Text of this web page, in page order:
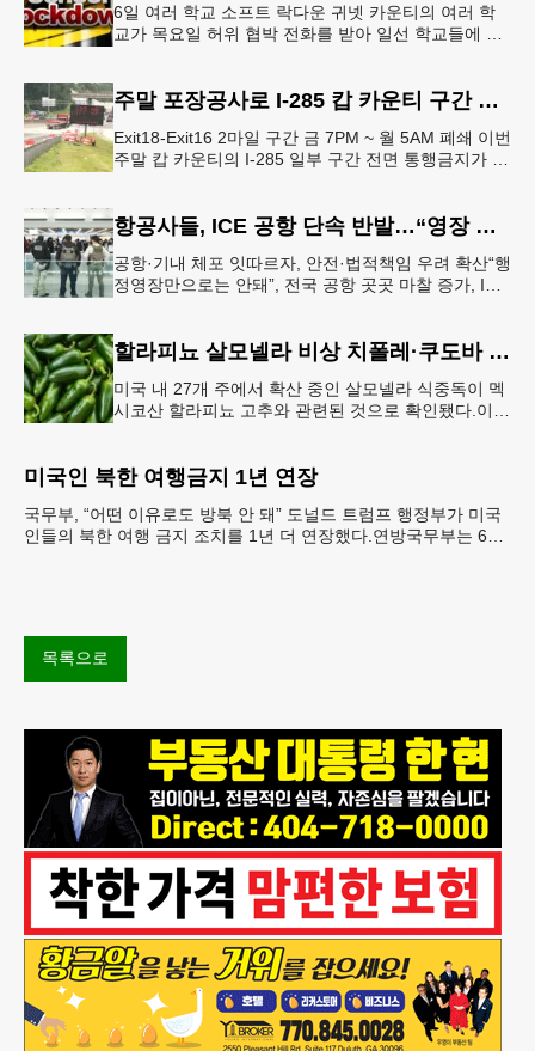
6일 여러 학교 소프트 락다운 귀넷 카운티의 여러 학
교가 목요일 허위 협박 전화를 받아 일선 학교들에 일
주말 포장공사로 I-285 캅 카운티 구간 통행금지
Exit18-Exit16 2마일 구간 금 7PM ~ 월 5AM 폐쇄 이번
주말 캅 카운티의 I-285 일부 구간 전면 통행금지가 시
항공사들, ICE 공항 단속 반발…“영장 없인 협조 불가”
공항·기내 체포 잇따르자, 안전·법적책임 우려 확산“행
정영장만으로는 안돼”, 전국 공항 곳곳 마찰 증가, ICE
할라피뇨 살모넬라 비상 치폴레·쿠도바 긴급 회수
미국 내 27개 주에서 확산 중인 살모넬라 식중독이 멕
시코산 할라피뇨 고추와 관련된 것으로 확인됐다.이에
미국인 북한 여행금지 1년 연장
국무부, “어떤 이유로도 방북 안 돼” 도널드 트럼프 행정부가 미국
인들의 북한 여행 금지 조치를 1년 더 연장했다.연방국무부는 6일
목록으로